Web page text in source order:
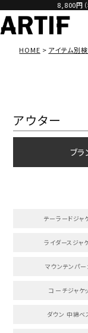
8,800円
HOME アイテム別
アウター
ブ
テーラードジャ
ライダースジャ
マウンテンパー
コーチジャケ
ダウン 中綿ベ